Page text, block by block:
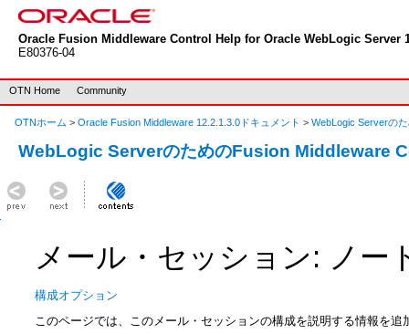
Oracle Fusion Middleware Control Help for Oracle WebLogic Server
E80376-04
OTN Home Community
OTNホーム > Oracle Fusion Middleware 12.2.1.3.0ドキュメント > WebLogic Serverの
WebLogic ServerのためのFusion Middleware
メール・セッション: ノー
構成オプション
このページでは、このメール・セッションの構成を説明する情報を追